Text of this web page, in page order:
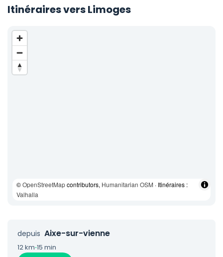
Itinéraires vers Limoges
©OpenStreetMapcontributors, Humanitarian OSM · Itinéraires :
Valhalla
depuis Aixe-sur-vienne
12 km·15 min